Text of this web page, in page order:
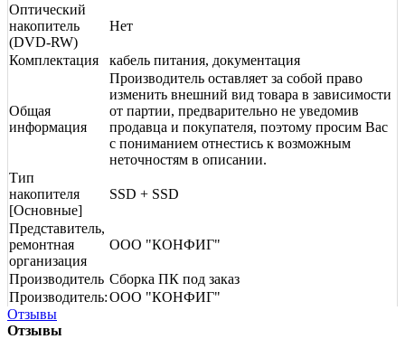
Оптический
накопитель
(DVD-RW)
Нет
Комплектация кабель питания, документация
Общая
информация
Производитель оставляет за собой право
изменить внешний вид товара в зависимости
от партии, предварительно не уведомив
продавца и покупателя, поэтому просим Вас
с пониманием отнестись к возможным
неточностям в описании.
Тип
накопителя
[Основные]
SSD + SSD
Представитель,
ремонтная
организация
ООО "КОНФИГ"
Производитель Сборка ПК под заказ
Производитель:ООО "КОНФИГ"
Отзывы
Отзывы